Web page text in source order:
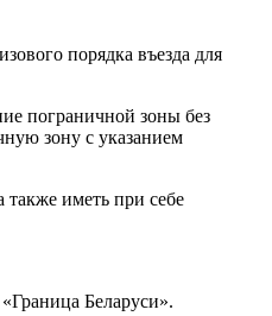
порядка въезда для
пограничной зоны без
зону с указанием
также иметь при себе
Беларуси».